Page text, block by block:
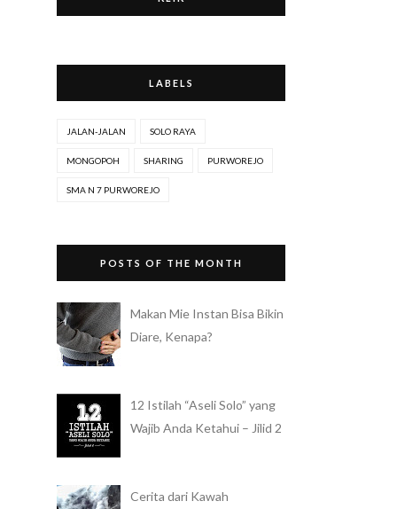
LABELS
JALAN-JALAN SOLO RAYA
MONGOPOH SHARING PURWOREJO
SMA N 7 PURWOREJO
POSTS OF THE MONTH
Makan Mie Instan Bisa Bikin
Diare, Kenapa?
12 Istilah “Aseli Solo” yang
Wajib Anda Ketahui – Jilid 2
Cerita dari Kawah